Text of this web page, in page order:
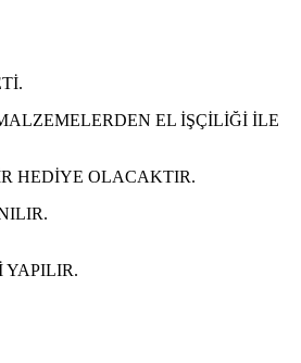
EL İŞÇİLİĞİ İLE
HEDİYE OLACAKTIR.
YAPILIR.